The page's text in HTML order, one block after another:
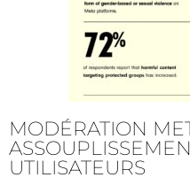
MODÉRATION
UTILISATEURS